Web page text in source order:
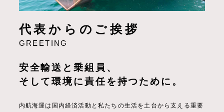
代表からのご挨拶
GREETING
安全輸送と乗組員、
そして環境に責任を持つために。
内航海運は国内経済活動と私たちの生活を土台から支える重要